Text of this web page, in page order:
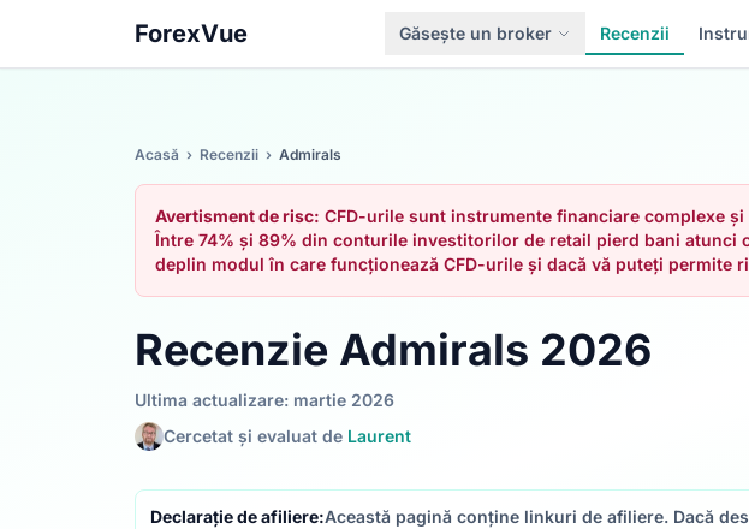
ForexVue Găsește un broker Recenzii
Acasă › Recenzii › Admirals
Avertisment de risc: CFD-urile sunt instrumente financiare complexe
Între 74% și 89% din conturile investitorilor de retail pierd bani atunci
deplin modul în care funcționează CFD-urile și dacă vă puteți permite
Recenzie Admirals 2026
Ultima actualizare: martie 2026
Cercetat și evaluat de Laurent
Declarație de afiliere:Această pagină conține linkuri de afiliere. Dacă